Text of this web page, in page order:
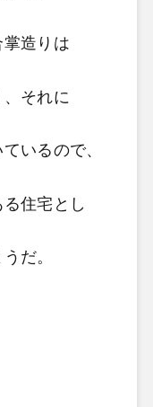
造りは
それに
いるので、
住宅とし
だ。